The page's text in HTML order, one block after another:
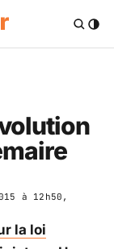
à 12h50 ,
la loi